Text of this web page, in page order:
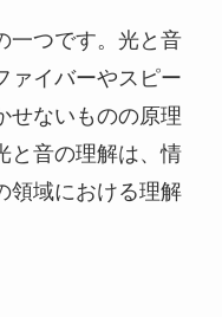
一つです。光と音
ァイバーやスピー
せないものの原理
と音の理解は、情
領域における理解